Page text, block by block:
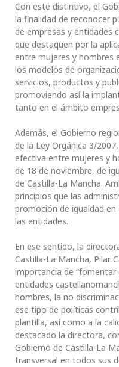
Con este distintivo, el
la finalidad de reconocer
de empresas y entidades
que destaquen por la
entre mujeres y hombres
los modelos de
servicios, productos y
promoviendo así la
tanto en el ámbito
Además, el Gobierno
de la Ley Orgánica 3/
efectiva entre mujeres y
de 18 de noviembre, de
de Castilla-La Mancha.
principios que las
promoción de igualdad
las entidades.
En ese sentido, la
Castilla-La Mancha, Pilar
importancia de
entidades
hombres, la no
ese tipo de políticas
plantilla, así como a la
destacado la directora,
Gobierno de Castilla-La
transversal en todos sus